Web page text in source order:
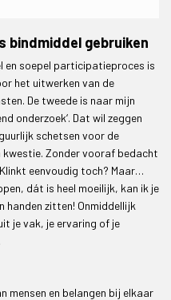
bindmiddel gebruiken
en soepel participatieproces is
het uitwerken van de
De tweede is naar mijn
onderzoek‘. Dat wil zeggen
schetsen voor de
Zonder vooraf bedacht
Klinkt eenvoudig toch? Maar…
dát is heel moeilijk, kan ik je
handen zitten! Onmiddellijk
je vak, je ervaring of je
mensen en belangen bij elkaar